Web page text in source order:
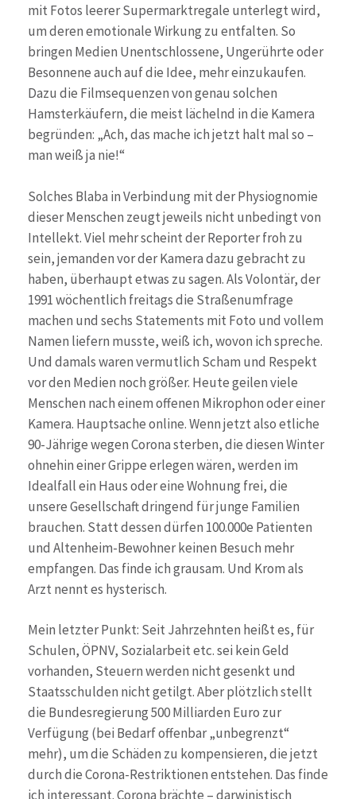
mit Fotos leerer Supermarktregale unterlegt wird,
um deren emotionale Wirkung zu entfalten. So
bringen Medien Unentschlossene, Ungerührte oder
Besonnene auch auf die Idee, mehr einzukaufen.
Dazu die Filmsequenzen von genau solchen
Hamsterkäufern, die meist lächelnd in die Kamera
begründen: „Ach, das mache ich jetzt halt mal so –
man weiß ja nie!“
Solches Blaba in Verbindung mit der Physiognomie
dieser Menschen zeugt jeweils nicht unbedingt von
Intellekt. Viel mehr scheint der Reporter froh zu
sein, jemanden vor der Kamera dazu gebracht zu
haben, überhaupt etwas zu sagen. Als Volontär, der
1991 wöchentlich freitags die Straßenumfrage
machen und sechs Statements mit Foto und vollem
Namen liefern musste, weiß ich, wovon ich spreche.
Und damals waren vermutlich Scham und Respekt
vor den Medien noch größer. Heute geilen viele
Menschen nach einem offenen Mikrophon oder einer
Kamera. Hauptsache online. Wenn jetzt also etliche
90-Jährige wegen Corona sterben, die diesen Winter
ohnehin einer Grippe erlegen wären, werden im
Idealfall ein Haus oder eine Wohnung frei, die
unsere Gesellschaft dringend für junge Familien
brauchen. Statt dessen dürfen 100.000e Patienten
und Altenheim-Bewohner keinen Besuch mehr
empfangen. Das finde ich grausam. Und Krom als
Arzt nennt es hysterisch.
Mein letzter Punkt: Seit Jahrzehnten heißt es, für
Schulen, ÖPNV, Sozialarbeit etc. sei kein Geld
vorhanden, Steuern werden nicht gesenkt und
Staatsschulden nicht getilgt. Aber plötzlich stellt
die Bundesregierung 500 Milliarden Euro zur
Verfügung (bei Bedarf offenbar „unbegrenzt“
mehr), um die Schäden zu kompensieren, die jetzt
durch die Corona-Restriktionen entstehen. Das finde
ich interessant. Corona brächte – darwinistisch